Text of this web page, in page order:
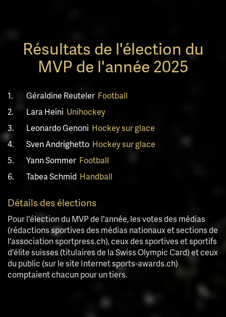
Résultats de l'élection du
MVP de l'année 2025
1. Géraldine Reuteler Football
2.
Lara Heini Unihockey
3.
Leonardo Genoni Hockey sur glace
4.
Sven Andrighetto Hockey sur glace
5.
Yann Sommer Football
6.
Tabea Schmid Handball
Détails des élections
Pour l'élection du MVP de l'année, les votes des médias
(rédactions sportives des médias nationaux et sections de
l'association sportpress.ch), ceux des sportives et sportifs
d'élite suisses (titulaires de la Swiss Olympic Card) et ceux
du public (sur le site Internet sports-awards.ch)
comptaient chacun pour un tiers.